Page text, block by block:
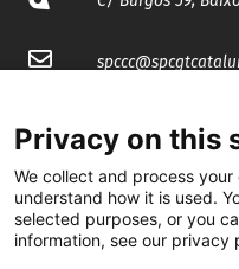
spccc@
@CGTCatalunya
cgtcatalunya
Privacy on this
We collect and process
understand how it is used.
selected purposes, or you
information, see our privacy